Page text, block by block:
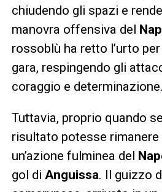
chiudendo gli spazi e
manovra offensiva del
rossoblù ha retto l’urto
gara, respingendo gli
coraggio e determinazione.
Tuttavia, proprio quando
risultato potesse rimanere
un’azione fulminea del
gol di Anguissa. Il guizzo